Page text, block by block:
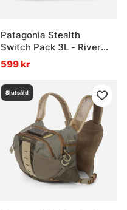
Patagonia Stealth
Switch Pack 3L - River
Rock Green
599 kr
Slutsåld